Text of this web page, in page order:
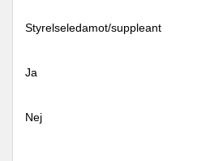
Styrelseledamot/suppleant
Ja
Nej